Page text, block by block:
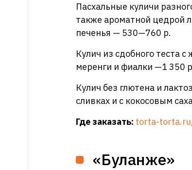
Пасхальные куличи
также ароматной цедрой
печенья — 530—760 р.
Кулич из сдобного теста
меренги и фиалки —1 350
Кулич без глютена и
сливках и с кокосовым
Гдезаказать: torta-
«Буланже»